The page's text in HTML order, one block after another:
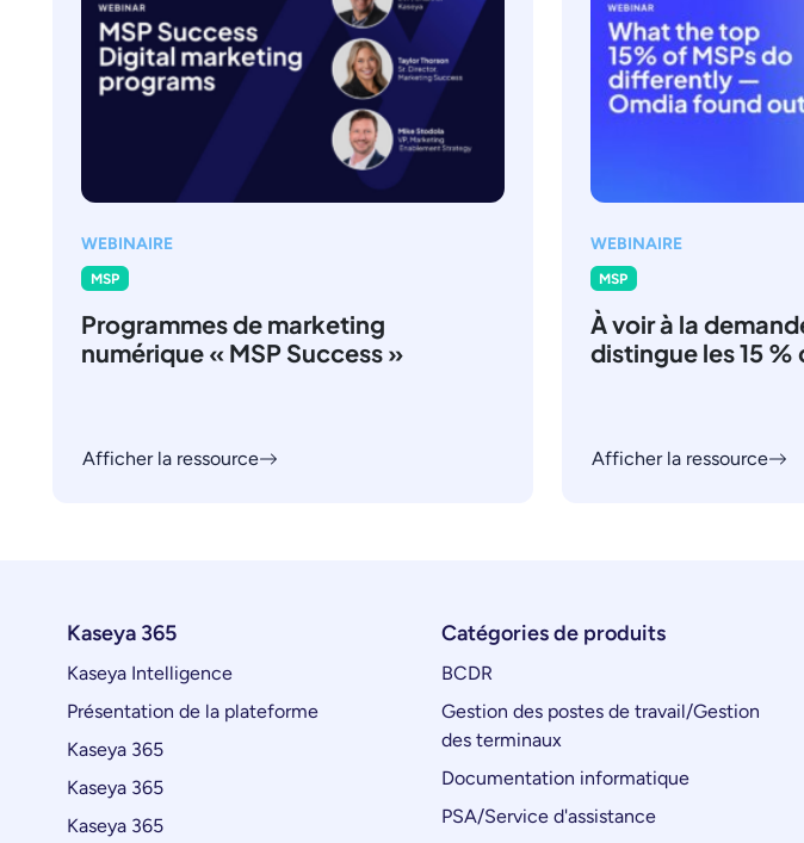
WEBINAIRE
MSP
Programmes de marketing
numérique « MSP Success »
Afficher la ressource
WEBINAIRE
MSP
À voir à la
distingue les 15 %
Afficher la ressource
Kaseya 365
Kaseya Intelligence
Présentation de la plateforme
Kaseya 365
Kaseya 365
Kaseya 365
Catégories de produits
BCDR
Gestion des postes de travail/Gestion
des terminaux
Documentation informatique
PSA/Service d'assistance